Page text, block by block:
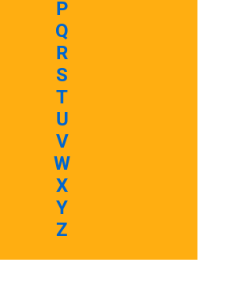
P
Q
R
S
T
U
V
W
X
Y
Z